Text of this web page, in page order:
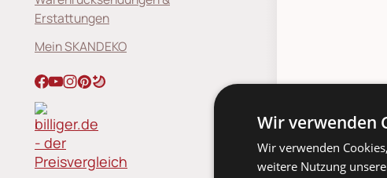
Erstattungen
Mein SKANDEKO
Details
Wir verwenden
Wir verwenden
weitere Nutzung